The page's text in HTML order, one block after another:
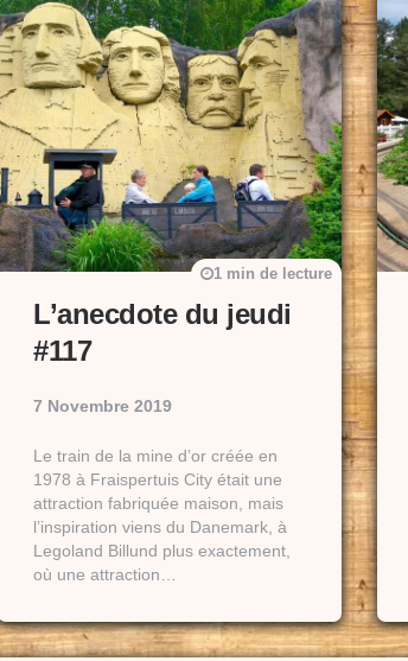
L’anecdote du jeudi
#117
7 Novembre 2019
1 min de lecture
Le train de la mine d’or créée en
1978 à Fraispertuis City était une
attraction fabriquée maison, mais
l’inspiration viens du Danemark, à
Legoland Billund plus exactement,
où une attraction…